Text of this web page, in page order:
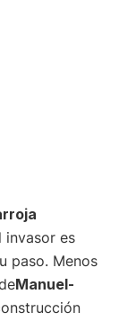
invasor es
paso. Menos
Manuel-